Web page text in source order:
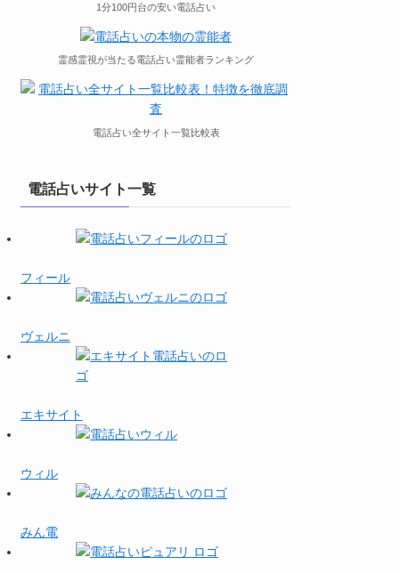
1分100円台の安い電話占い
霊感霊視が当たる電話占い霊能者ランキング
電話占い全サイト一覧比較表
電話占いサイト一覧
フィール
ヴェルニ
エキサイト
ウィル
みん電